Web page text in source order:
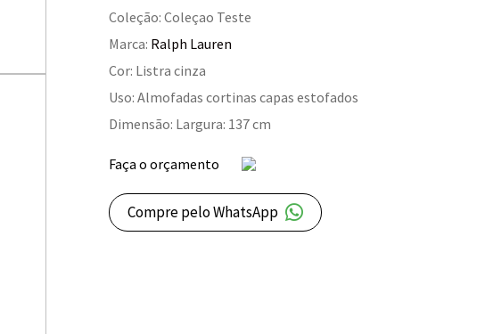
Coleção: Coleçao Teste
Marca: Ralph Lauren
Cor: Listra cinza
Uso: Almofadas cortinas capas estofados
Dimensão: Largura: 137 cm
Faça o orçamento
Compre pelo WhatsApp